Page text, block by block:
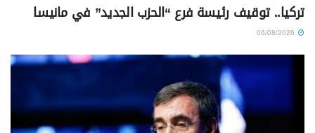
تركيا.. توقيف رئيسة فرع “الحزب الجديد” في مانيسا